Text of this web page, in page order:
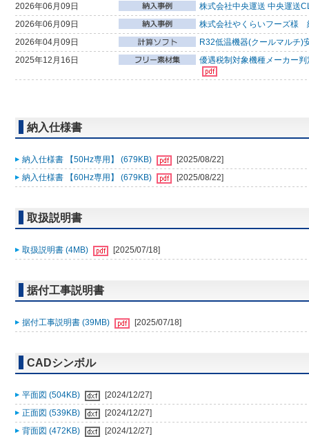
2026年06月09日
株式会社中央運送 中央運送
2026年06月09日
株式会社やくらいフーズ様
2026年04月09日
R32低温機器(クールマルチ)
2025年12月16日
優遇税制対象機種メーカー
納入仕様書
納入仕様書 【50Hz専用】 (679KB)
[2025/08/22]
納入仕様書 【60Hz専用】 (679KB)
[2025/08/22]
取扱説明書
取扱説明書 (4MB) [2025/07/18]
据付工事説明書
据付工事説明書 (39MB) [2025/07/18]
CADシンボル
平面図 (504KB)
[2024/12/27]
正面図 (539KB)
[2024/12/27]
背面図 (472KB)
[2024/12/27]